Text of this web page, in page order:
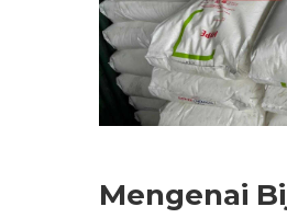
Mengenai